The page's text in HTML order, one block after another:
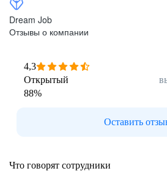
Dream Job
Отзывы о компании
4,3
Открытый
88%
Оставить
Что говорят сотрудники